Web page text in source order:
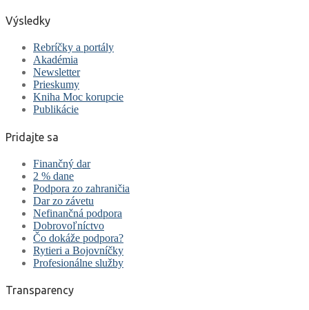
Výsledky
Rebríčky a portály
Akadémia
Newsletter
Prieskumy
Kniha Moc korupcie
Publikácie
Pridajte sa
Finančný dar
2 % dane
Podpora zo zahraničia
Dar zo závetu
Nefinančná podpora
Dobrovoľníctvo
Čo dokáže podpora?
Rytieri a Bojovníčky
Profesionálne služby
Transparency